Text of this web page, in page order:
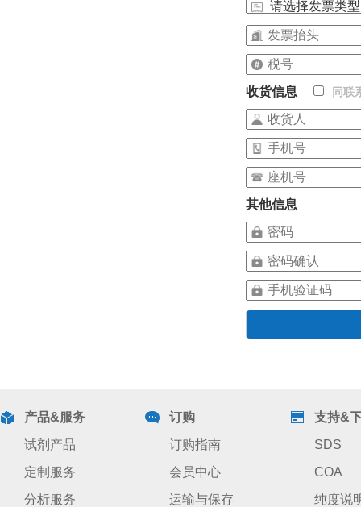
收货信息 同联
其他信息
产品&服务
试剂产品
定制服务
分析服务
订购
订购指南
会员中心
运输与保存
支持&
SDS
COA
纯度说